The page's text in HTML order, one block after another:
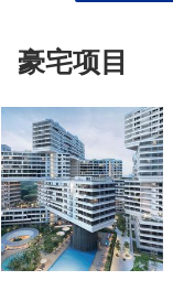
豪宅项目